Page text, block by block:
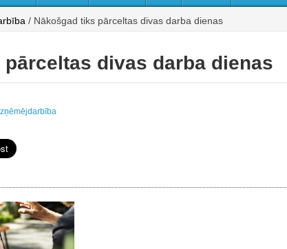
/ Nākošgad tiks pārceltas divas darba dienas
divas darba dienas